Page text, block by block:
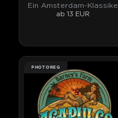
Ein Amsterdam-Klassiker
mit 26 % THC-Potential.
ab 13 EUR
PHOTOREG